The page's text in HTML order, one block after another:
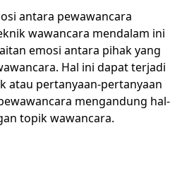
antara pewawancara
wawancara mendalam ini
emosi antara pihak yang
Hal ini dapat terjadi
atau pertanyaan-pertanyaan
mengandung hal-
topik wawancara.